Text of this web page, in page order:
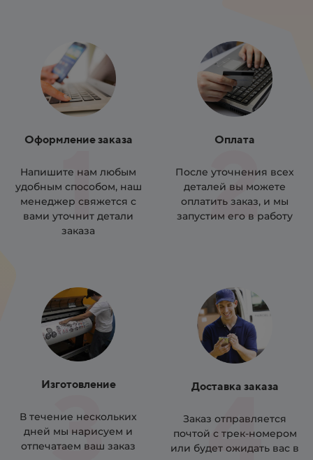
Оформление заказа
1
Напишите нам любым
удобным способом, наш
менеджер свяжется с
вами уточнит детали
заказа
Оплата
2
После уточнения всех
деталей вы можете
оплатить заказ, и мы
запустим его в работу
Изготовление
3
В течение нескольких
дней мы нарисуем и
отпечатаем ваш заказ
Доставка заказа
4
Заказ отправляется
почтой с трек-номером
или будет ожидать вас в